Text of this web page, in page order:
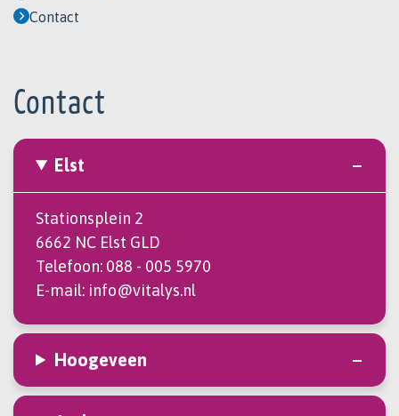
Contact
Contact
Elst
Stationsplein 2
6662 NC Elst GLD
Telefoon: 088 - 005 5970
E-mail: info@vitalys.nl
Hoogeveen